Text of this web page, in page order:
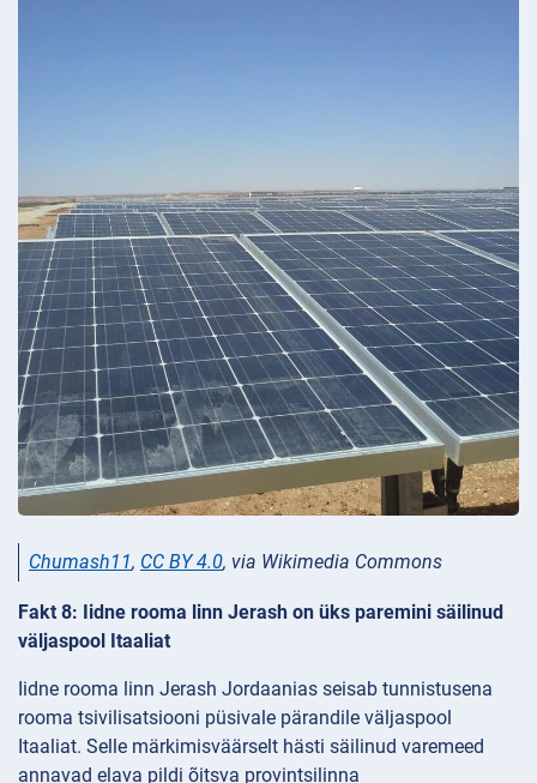
Chumash11, CC BY 4.0, via Wikimedia Commons
Fakt 8: Iidne rooma linn Jerash on üks paremini säilinud
väljaspool Itaaliat
Iidne rooma linn Jerash Jordaanias seisab tunnistusena
rooma tsivilisatsiooni püsivale pärandile väljaspool
Itaaliat. Selle märkimisväärselt hästi säilinud varemeed
annavad elava pildi õitsva provintsilinna